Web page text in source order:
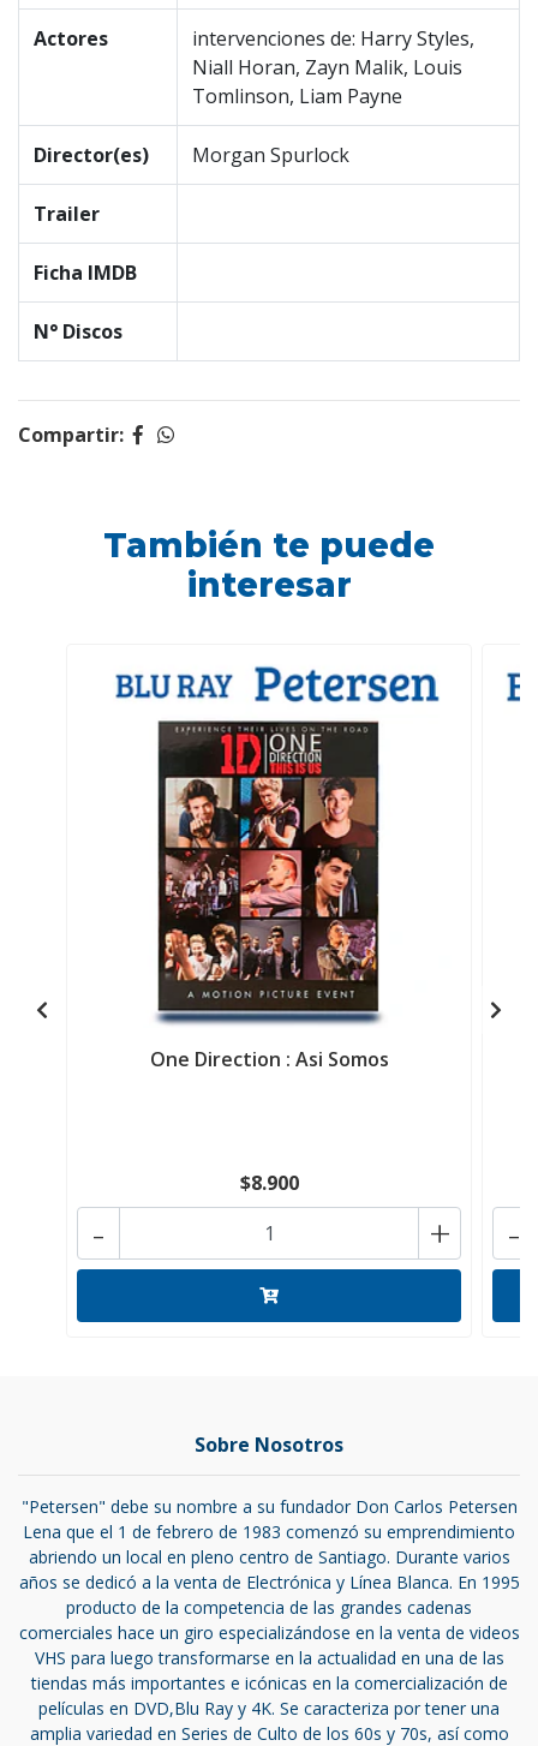
Actores
intervenciones de: Harry Styles,
Niall Horan, Zayn Malik, Louis
Tomlinson, Liam Payne
Director(es) Morgan Spurlock
Trailer
Ficha IMDB
N° Discos
Compartir:
También te puede
interesar
One Direction : Asi Somos
$8.900
+
- -
Sobre Nosotros
"Petersen" debe su nombre a su fundador Don Carlos Petersen
Lena que el 1 de febrero de 1983 comenzó su emprendimiento
abriendo un local en pleno centro de Santiago. Durante varios
años se dedicó a la venta de Electrónica y Línea Blanca. En 1995
producto de la competencia de las grandes cadenas
comerciales hace un giro especializándose en la venta de videos
VHS para luego transformarse en la actualidad en una de las
tiendas más importantes e icónicas en la comercialización de
películas en DVD,Blu Ray y 4K. Se caracteriza por tener una
amplia variedad en Series de Culto de los 60s y 70s, así como